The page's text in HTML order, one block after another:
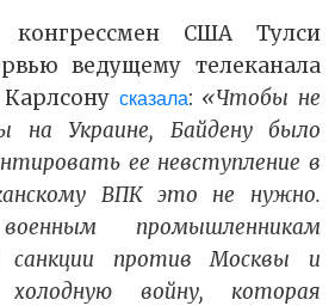
США Тулси
ведущему телеканала
сказала: «Чтобы не
на Украине, Байдену было
ее невступление в
ВПК это не нужно.
промышленникам
против Москвы и
войну, которая